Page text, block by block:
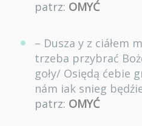
patrz: OMYĆ
– Dusza y z ciáłem
trzeba przybrać
goły/ Osiędą ćebie
nám iak snieg
patrz: OMYĆ